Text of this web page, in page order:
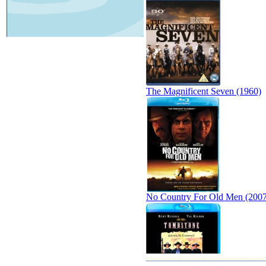
The Magnificent Seven (1960)
No Country For Old Men